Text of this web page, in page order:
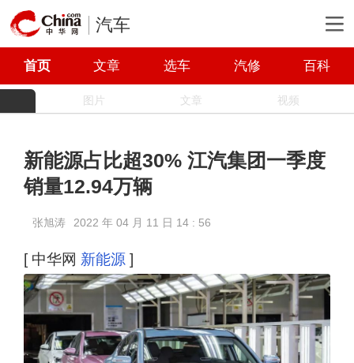
汽车
首页 文章 选车 汽修 百科
图片 文章 视频
新能源占比超30% 江汽集团一季度
销量12.94万辆
张旭涛 2022 年 04 月 11 日 14 : 56
[ 中华网 新能源 ]